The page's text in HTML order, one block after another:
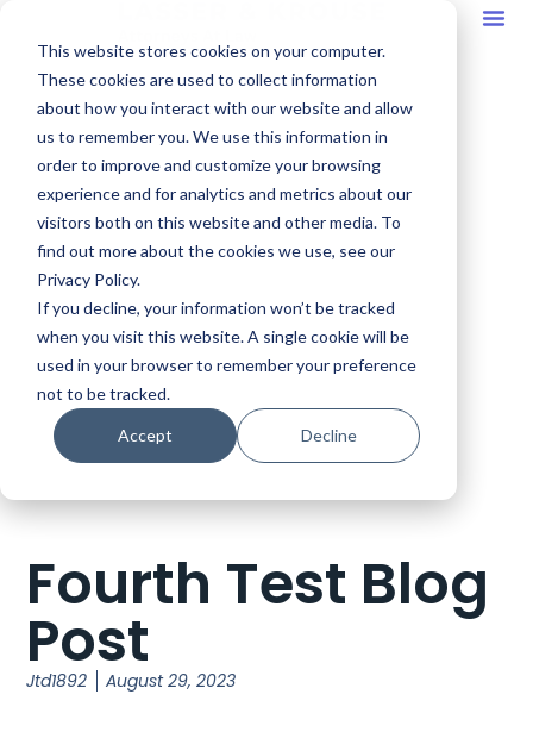
This website stores cookies on your computer.
These cookies are used to collect information
about how you interact with our website and allow
us to remember you. We use this information in
order to improve and customize your browsing
experience and for analytics and metrics about our
visitors both on this website and other media. To
find out more about the cookies we use, see our
Privacy Policy.
If you decline, your information won’t be tracked
when you visit this website. A single cookie will be
used in your browser to remember your preference
not to be tracked.
Accept Decline
Fourth Test Blog
Post
Jtd1892 August 29, 2023